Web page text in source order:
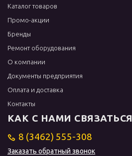
Каталог товаров
Промо-акции
Бренды
Ремонт оборудования
О компании
Документы предприятия
Оплата и доставка
Контакты
КАК С НАМИ СВЯЗАТЬСЯ
8 (3462) 555-308
Заказать обратный звонок